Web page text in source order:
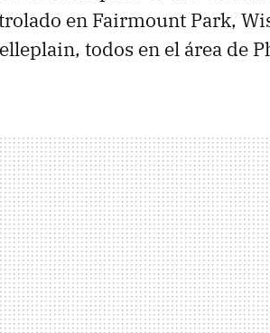
en Fairmount Park,
todos en el área de